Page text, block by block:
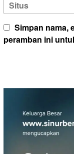
Simpan nama,
peramban ini